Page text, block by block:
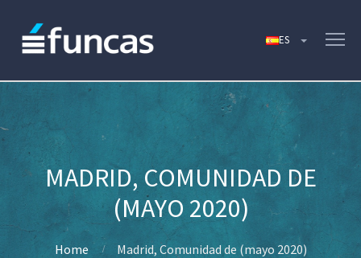
MADRID, COMUNIDAD DE
(MAYO 2020)
Home Madrid, Comunidad de (mayo 2020)